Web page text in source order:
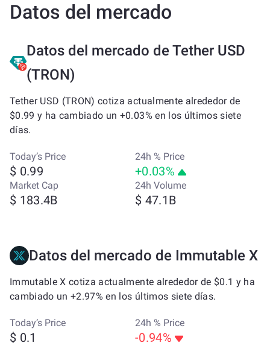
Datos del mercado
Datos del mercado de Tether USD
(TRON)
Tether USD (TRON) cotiza actualmente alrededor de
$0.99 y ha cambiado un +0.03% en los últimos siete
días.
Today’s Price
$ 0.99
24h % Price
+0.03%
Market Cap
$ 183.4B
24h Volume
$ 47.1B
Datos del mercado de Immutable X
Immutable X cotiza actualmente alrededor de $0.1 y ha
cambiado un +2.97% en los últimos siete días.
Today’s Price
$ 0.1
24h % Price
-0.94%